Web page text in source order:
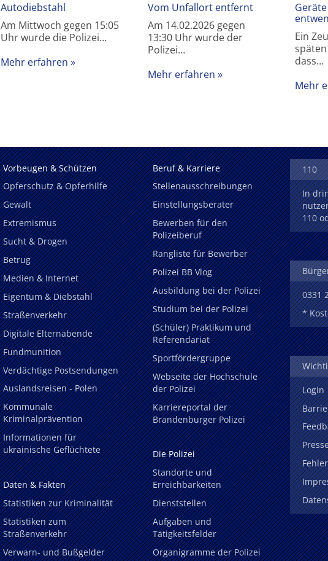
Autodiebstahl
Am Mittwoch gegen 15:05
Uhr wurde die Polizei…
Mehr erfahren
Vom Unfallort entfernt
Am 14.02.2026 gegen
13:30 Uhr wurde der
Polizei…
Mehr erfahren
Ein
dass…
Mehr
Vorbeugen & Schützen
Opferschutz & Opferhilfe
Gewalt
Extremismus
Sucht & Drogen
Betrug
Medien & Internet
Eigentum & Diebstahl
Straßenverkehr
Digitale Elternabende
Fundmunition
Verdächtige Postsendungen
Auslandsreisen - Polen
Kommunale
Kriminalprävention
Informationen für
ukrainische Geflüchtete
Daten & Fakten
Statistiken zur Kriminalität
Statistiken zum
Straßenverkehr
Verwarn- und Bußgelder
Beruf & Karriere
Stellenausschreibungen
Einstellungsberater
Bewerben für den
Polizeiberuf
Rangliste für Bewerber
Polizei BB Vlog
Ausbildung bei der Polizei
Studium bei der Polizei
(Schüler) Praktikum und
Referendariat
Sportfördergruppe
Webseite der Hochschule
der Polizei
Karriereportal der
Brandenburger Polizei
Die Polizei
Standorte und
Erreichbarkeiten
Dienststellen
Aufgaben und
Tätigkeitsfelder
Organigramme der Polizei
110
In
110
0331
*
Login